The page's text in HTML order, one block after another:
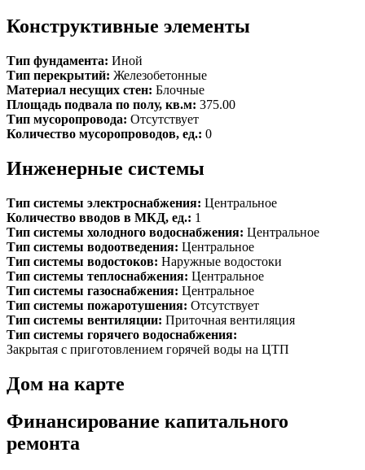
Конструктивные элементы
Тип фундамента: Иной
Тип перекрытий: Железобетонные
Материал несущих стен: Блочные
Площадь подвала по полу, кв.м: 375.00
Тип мусоропровода: Отсутствует
Количество мусоропроводов, ед.: 0
Инженерные системы
Тип системы электроснабжения: Центральное
Количество вводов в МКД, ед.: 1
Тип системы холодного водоснабжения: Центральное
Тип системы водоотведения: Центральное
Тип системы водостоков: Наружные водостоки
Тип системы теплоснабжения: Центральное
Тип системы газоснабжения: Центральное
Тип системы пожаротушения: Отсутствует
Тип системы вентиляции: Приточная вентиляция
Тип системы горячего водоснабжения:
Закрытая с приготовлением горячей воды на ЦТП
Дом на карте
Финансирование капитального
ремонта